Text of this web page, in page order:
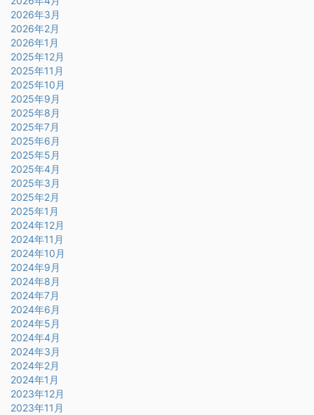
2026年3月
2026年2月
2026年1月
2025年12月
2025年11月
2025年10月
2025年9月
2025年8月
2025年7月
2025年6月
2025年5月
2025年4月
2025年3月
2025年2月
2025年1月
2024年12月
2024年11月
2024年10月
2024年9月
2024年8月
2024年7月
2024年6月
2024年5月
2024年4月
2024年3月
2024年2月
2024年1月
2023年12月
2023年11月